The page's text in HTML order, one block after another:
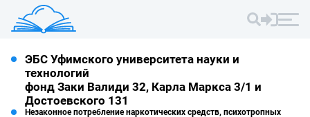
ЭБС Уфимского университета науки и
технологий
фонд Заки Валиди 32, Карла Маркса 3/1 и
Достоевского 131
Незаконное потребление наркотических средств, психотропных